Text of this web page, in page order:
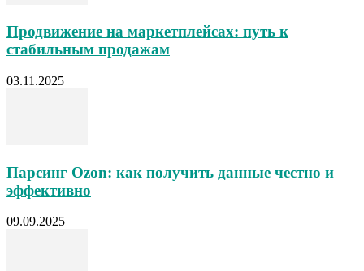
Продвижение на маркетплейсах: путь к
стабильным продажам
03.11.2025
Парсинг Ozon: как получить данные честно и
эффективно
09.09.2025